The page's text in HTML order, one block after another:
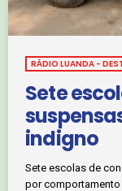
RÁDIO LUANDA -
Sete
indigno
Sete escolas de
por